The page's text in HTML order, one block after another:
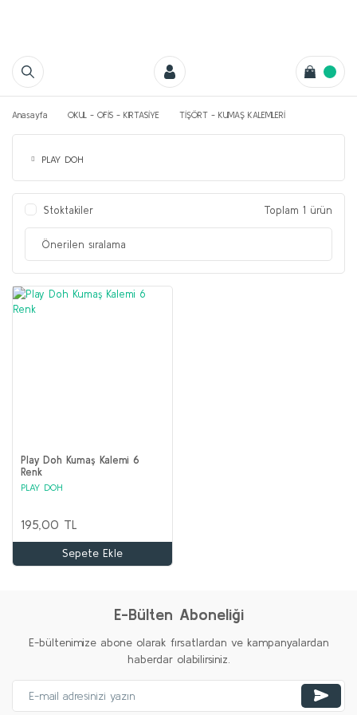
Anasayfa OKUL - OFİS - KIRTASİYE TİŞÖRT - KUMAŞ KALEMLERİ
PLAY DOH
Stoktakiler Toplam 1 ürün
Play Doh Kumaş Kalemi 6
Renk
PLAY DOH
195,00 TL
Sepete Ekle
E-Bülten Aboneliği
E-bültenimize abone olarak fırsatlardan ve kampanyalardan
haberdar olabilirsiniz.